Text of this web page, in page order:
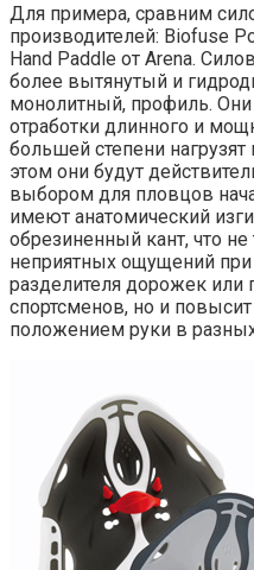
Для примера, сравним
производителей: Biofuse
Hand Paddle от Arena.
более вытянутый и
монолитный, профиль.
отработки длинного и
большей степени
этом они будут
выбором для пловцов
имеют анатомический
обрезиненный кант, что не
неприятных ощущений
разделителя дорожек
спортсменов, но и
положением руки в